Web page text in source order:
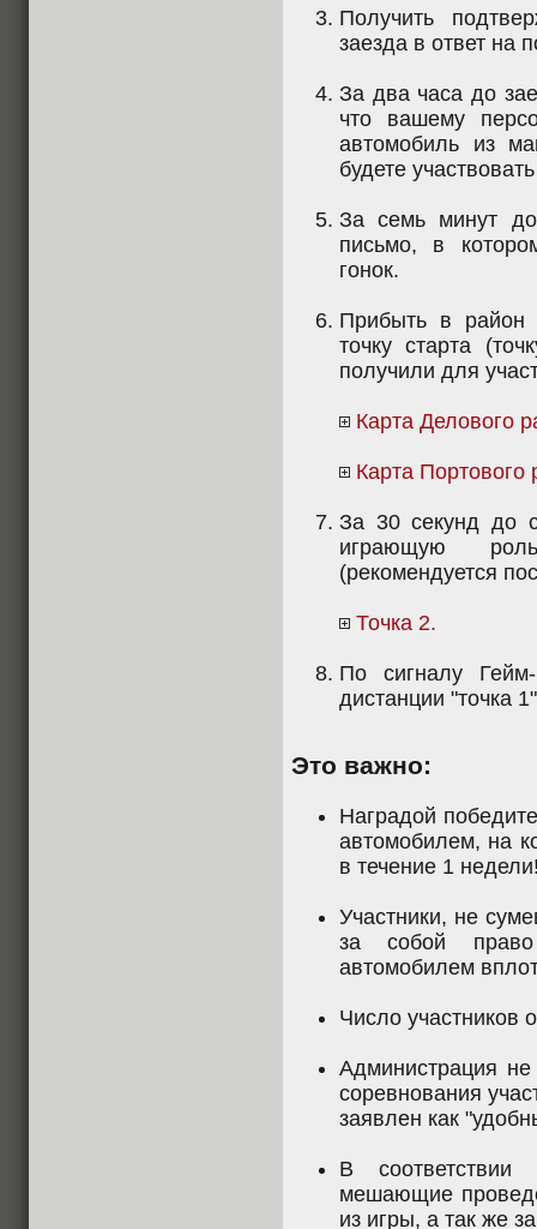
Получить
заезда в ответ на
За два часа до
что вашему
автомобиль из
будете
За семь минут
письмо, в
гонок.
Прибыть в район
точку старта
получили для
Карта Делового
Карта Портового
За 30 секунд до
играющую
(рекомендуется
Точка 2.
По сигналу
дистанции "точка
Это важно:
Наградой
автомобилем, на
в течение 1
Участники, не
за собой право
автомобилем
Число участников
Администрация не
соревнования
заявлен как
В
мешающие
из игры, а так же